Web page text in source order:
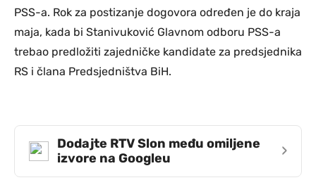
PSS-a. Rok za postizanje dogovora određen je do kraja
maja, kada bi Stanivuković Glavnom odboru PSS-a
trebao predložiti zajedničke kandidate za predsjednika
RS i člana Predsjedništva BiH.
Dodajte RTV Slon među omiljene
izvore na Googleu
›